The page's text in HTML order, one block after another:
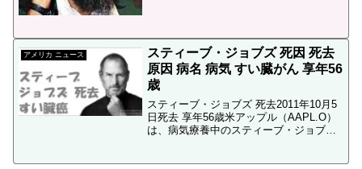
アメリカ ニュース
スティーブ・ジョブズ 死因 死去
原因 病名 病気 すい臓がん 享年56
歳
スティーブ・ジョブズ 死去2011年10月5
日死去 享年56歳米アップル（AAPL.O）
は、病気療養中のスティーブ・ジョブズ